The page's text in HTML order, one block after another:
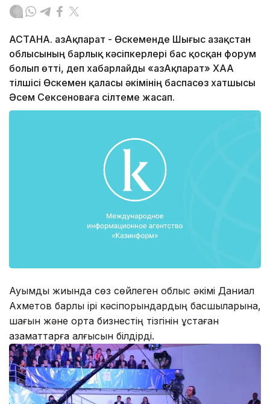
АСТАНА. ҚазАқпарат - Өскеменде Шығыс Қазақстан
облысының барлық кәсіпкерлері бас қосқан форум
болып өтті, деп хабарлайды «ҚазАқпарат» ХАА
тілшісі Өскемен қаласы әкімінің баспасөз хатшысы
Әсем Сексеноваға сілтеме жасап.
Ауқымды жиында сөз сөйлеген облыс әкімі Даниал
Ахметов барлық ірі кәсіпорындардың басшыларына,
шағын және орта бизнестің тізгінін ұстаған
азаматтарға алғысын білдірді.